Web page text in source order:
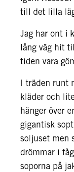
till det lilla
Jag har ont i
lång väg hit
tiden vara
I träden runt
kläder och
hänger över
gigantisk
soljuset men
drömmar i
soporna på